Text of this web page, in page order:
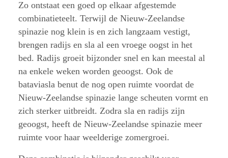
Zo ontstaat een goed op elkaar afgestemde
combinatieteelt. Terwijl de Nieuw-Zeelandse
spinazie nog klein is en zich langzaam vestigt,
brengen radijs en sla al een vroege oogst in het
bed. Radijs groeit bijzonder snel en kan meestal al
na enkele weken worden geoogst. Ook de
bataviasla benut de nog open ruimte voordat de
Nieuw-Zeelandse spinazie lange scheuten vormt en
zich sterker uitbreidt. Zodra sla en radijs zijn
geoogst, heeft de Nieuw-Zeelandse spinazie meer
ruimte voor haar weelderige zomergroei.